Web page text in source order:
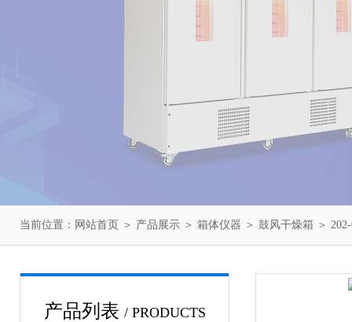
当前位置： 网站首页 ＞ 产品展示 ＞ 箱体仪器 ＞ 鼓风干燥箱 ＞
产品列表 / PRODUCTS